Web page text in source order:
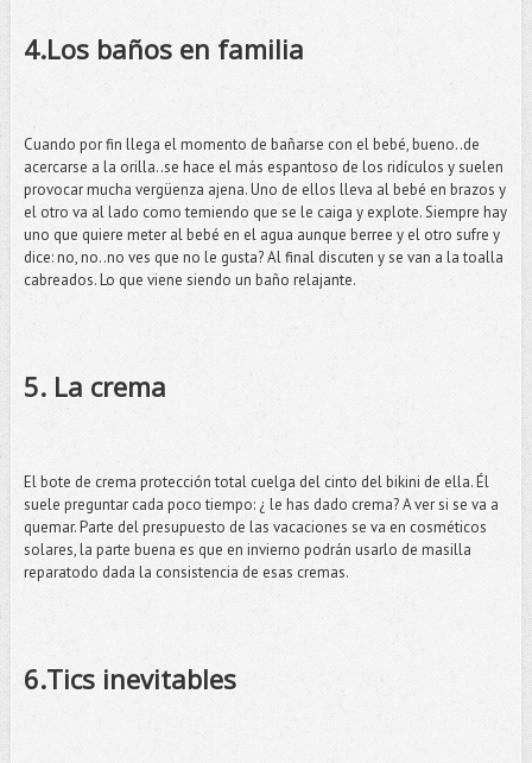
4.Los baños en familia
Cuando por fin llega el momento de bañarse con el bebé, bueno..de
acercarse a la orilla..se hace el más espantoso de los ridículos y suelen
provocar mucha vergüenza ajena. Uno de ellos lleva al bebé en brazos y
el otro va al lado como temiendo que se le caiga y explote. Siempre hay
uno que quiere meter al bebé en el agua aunque berree y el otro sufre y
dice: no, no..no ves que no le gusta? Al final discuten y se van a la toalla
cabreados. Lo que viene siendo un baño relajante.
5. La crema
El bote de crema protección total cuelga del cinto del bikini de ella. Él
suele preguntar cada poco tiempo: ¿ le has dado crema? A ver si se va a
quemar. Parte del presupuesto de las vacaciones se va en cosméticos
solares, la parte buena es que en invierno podrán usarlo de masilla
reparatodo dada la consistencia de esas cremas.
6.Tics inevitables